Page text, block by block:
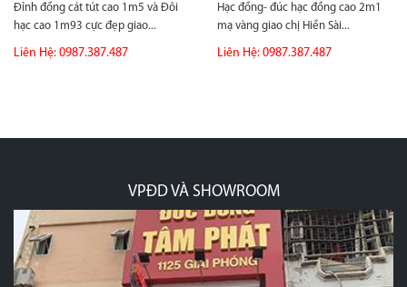
Đỉnh đồng cát tút cao 1m5 và Đôi
hạc cao 1m93 cực đẹp giao...
Liên Hệ: 0987.387.487
Hạc đồng- đúc hạc đồng cao 2m1
mạ vàng giao chị Hiền Sài...
Liên Hệ: 0987.387.487
VPĐD VÀ SHOWROOM